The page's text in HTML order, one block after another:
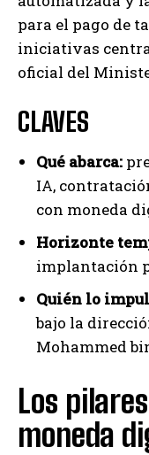
para el pago de
iniciativas
oficial del
CLAVES
Qué abarca:
IA,
con moneda
Horizonte
implantación
Quién lo
bajo la
Mohammed
Los
moneda